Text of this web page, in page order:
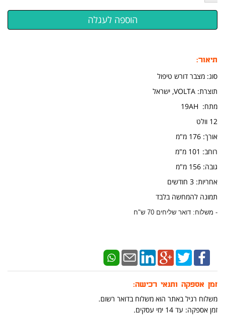
תיאור:
סוג: מצבר דורש טיפול
תוצרת: VOLTA, ישראל
​מתח: 19AH
12 וולט
אורך: 176 מ"מ
​רוחב: 101 מ"מ
גובה: 156 מ"מ
אחריות: 3 חודשים
תמונה להמחשה בלבד
- משלוח: דואר שליחים 70 ש"ח
זמן אספקה ותנאי רכישה:
משלוח רגיל באתר הוא משלוח בדואר רשום.
זמן אספקה: עד 14 ימי עסקים.